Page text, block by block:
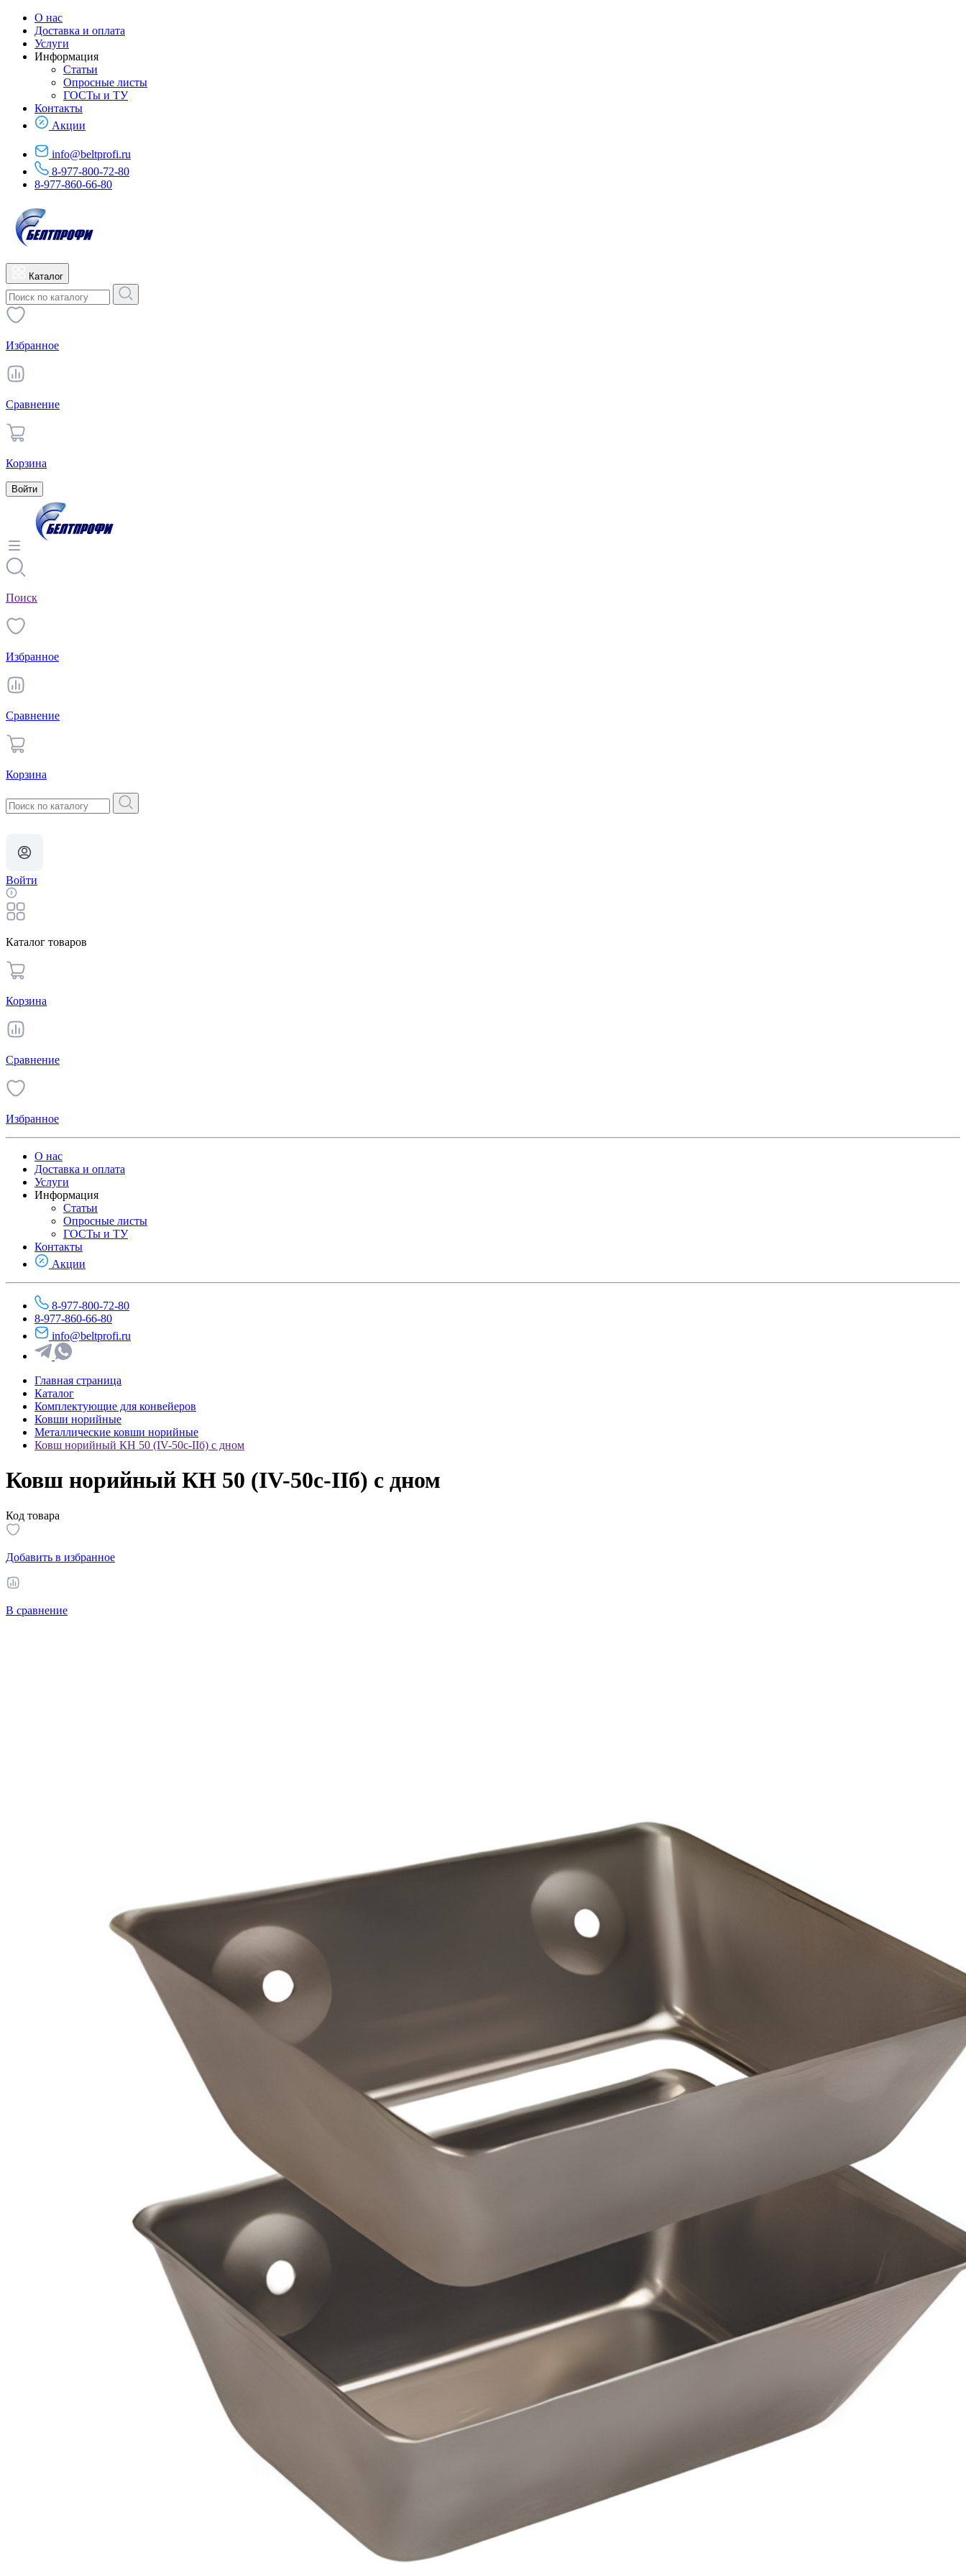
О нас
Доставка и оплата
Услуги
Информация
Статьи
Опросные листы
ГОСТы и ТУ
Контакты
Акции
info@beltprofi.ru
8-977-800-72-80
8-977-860-66-80
Каталог
Избранное
Сравнение
Корзина
Войти
Поиск
Избранное
Сравнение
Корзина
Войти
Каталог товаров
Корзина
Сравнение
Избранное
О нас
Доставка и оплата
Услуги
Информация
Статьи
Опросные листы
ГОСТы и ТУ
Контакты
Акции
8-977-800-72-80
8-977-860-66-80
info@beltprofi.ru
Главная страница
Каталог
Комплектующие для конвейеров
Ковши норийные
Металлические ковши норийные
Ковш норийный КН 50 (IV-50c-IIб) с дном
Ковш норийный КН 50 (IV-50c-IIб) с дном
Код товара
Добавить в избранное
В сравнение